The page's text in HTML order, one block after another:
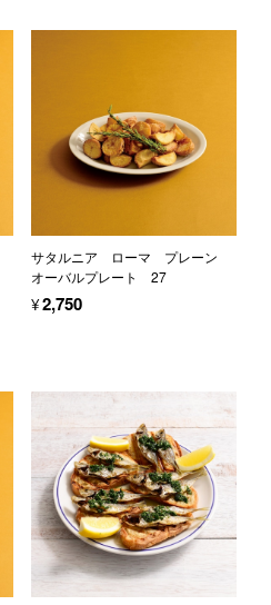
サタルニア ローマ プレーン
オーバルプレート 27
¥2,750